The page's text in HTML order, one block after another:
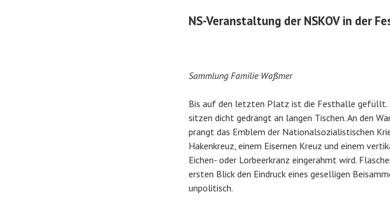
NS-Veranstaltung der NSKOV in der
Sammlung Familie Waßmer
Bis auf den letzten Platz ist die Festhalle gefüllt.
sitzen dicht gedrängt an langen Tischen. An den
prangt das Emblem der Nationalsozialistischen
Hakenkreuz, einem Eisernen Kreuz und einem
Eichen- oder Lorbeerkranz eingerahmt wird.
ersten Blick den Eindruck eines geselligen
unpolitisch.